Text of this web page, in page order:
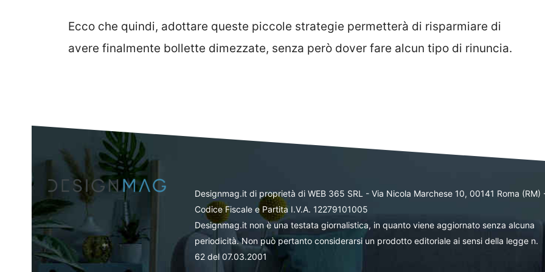
Ecco che quindi, adottare queste piccole strategie permetterà di risparmiare di
avere finalmente bollette dimezzate, senza però dover fare alcun tipo di rinuncia.
Designmag.it di proprietà di WEB 365 SRL - Via Nicola Marchese 10, 00141 Roma (RM)
Codice Fiscale e Partita I.V.A. 12279101005
Designmag.it non è una testata giornalistica, in quanto viene aggiornato senza alcuna
periodicità. Non può pertanto considerarsi un prodotto editoriale ai sensi della legge n.
62 del 07.03.2001